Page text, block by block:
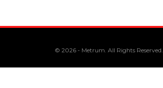
© 2026 - Metrum. All Rights Reserved.